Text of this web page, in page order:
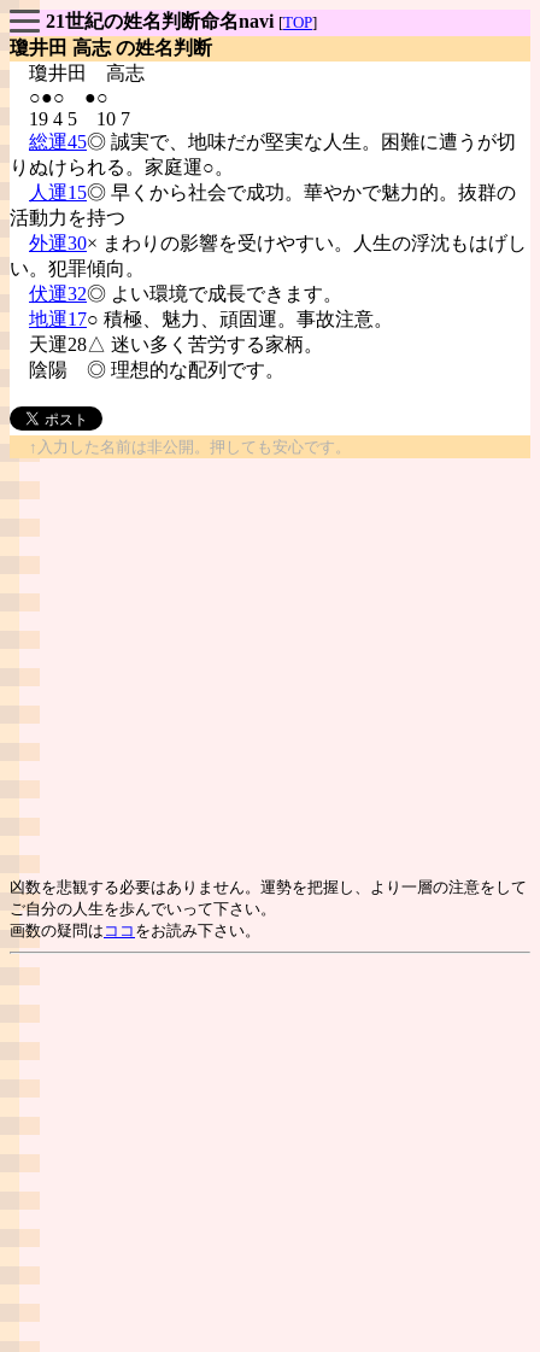
21世紀の姓名判断命名navi [TOP]
瓊井田 高志 の姓名判断
瓊井田 高志
○●○ ●○
19 4 5 10 7
総運45◎ 誠実で、地味だが堅実な人生。困難に遭うが切
りぬけられる。家庭運○。
人運15◎ 早くから社会で成功。華やかで魅力的。抜群の
活動力を持つ
外運30× まわりの影響を受けやすい。人生の浮沈もはげし
い。犯罪傾向。
伏運32◎ よい環境で成長できます。
地運17○ 積極、魅力、頑固運。事故注意。
天運28△ 迷い多く苦労する家柄。
陰陽 ◎ 理想的な配列です。
↑入力した名前は非公開。押しても安心です。
凶数を悲観する必要はありません。運勢を把握し、より一層の注意をして
ご自分の人生を歩んでいって下さい。
画数の疑問は ココ をお読み下さい。